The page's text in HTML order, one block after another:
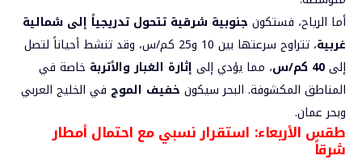
أما الرياح، فستكون جنوبية شرقية تتحول تدريجياً إلى شمالية
غربية
، تتراوح سرعتها بين 10 و25 كم/س، وقد تنشط أحياناً لتصل
إلى40 كم/س ، مما يؤدي إلى إثارة الغبار والأتربة خاصة في
المناطق المكشوفة. البحر سيكون خفيف الموج في الخليج العربي
وبحر عمان.
طقس الأربعاء: استقرار نسبي مع احتمال أمطار
شرقاً